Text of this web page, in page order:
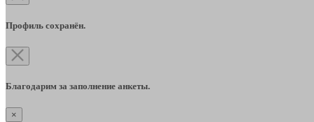
Профиль сохранён.
Благодарим за заполнение анкеты.
×